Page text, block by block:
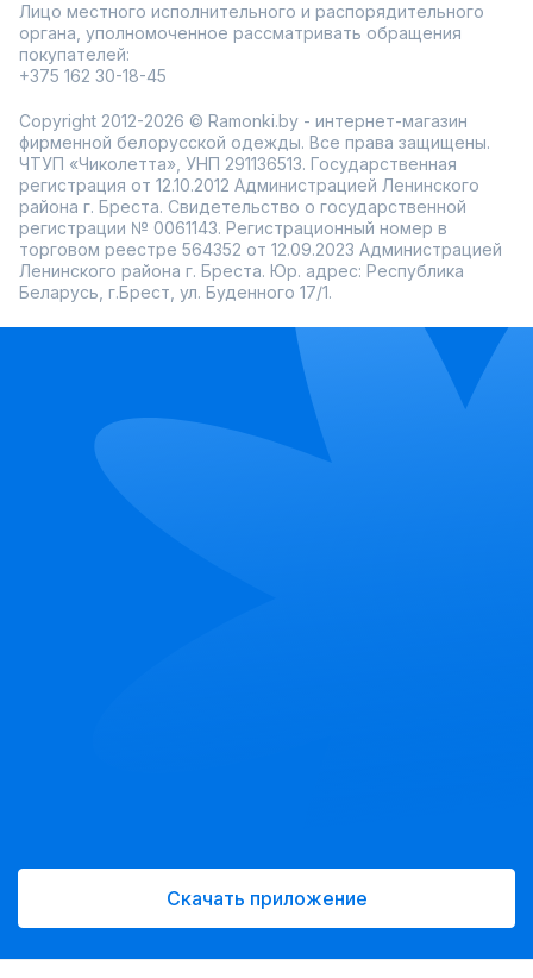
Лицо местного исполнительного и распорядительного
органа, уполномоченное рассматривать обращения
покупателей:
+375 162 30-18-45
Copyright 2012-2026 © Ramonki.by - интернет-магазин
фирменной белорусской одежды. Все права защищены.
ЧТУП «Чиколетта», УНП 291136513. Государственная
регистрация от 12.10.2012 Администрацией Ленинского
района г. Бреста. Свидетельство о государственной
регистрации № 0061143. Регистрационный номер в
торговом реестре 564352 от 12.09.2023 Администрацией
Ленинского района г. Бреста. Юр. адрес: Республика
Беларусь, г.Брест, ул. Буденного 17/1.
Скачать приложение